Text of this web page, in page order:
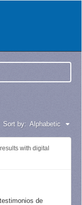
Sort by: Alphabetic
with digital
de